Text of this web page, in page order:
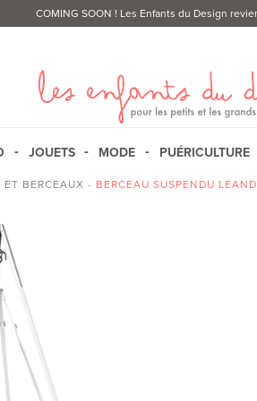
COMING SOON ! Les Enfants du Design
JOUETS MODE PUÉRICULTURE
BERCEAUX - BERCEAU SUSPENDU